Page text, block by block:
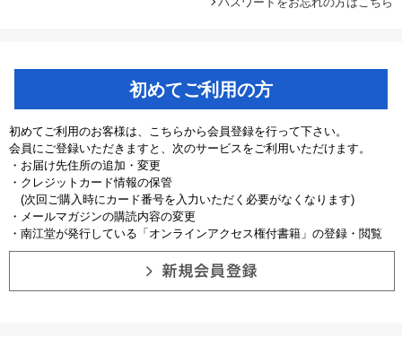
初めてご利用の方
初めてご利用のお客様は、こちらから会員登録を行って下さい。
会員にご登録いただきますと、次のサービスをご利用いただけます。
・お届け先住所の追加・変更
・クレジットカード情報の保管
(次回ご購入時にカード番号を入力いただく必要がなくなります)
・メールマガジンの購読内容の変更
・南江堂が発行している「オンラインアクセス権付書籍」の登録・閲覧